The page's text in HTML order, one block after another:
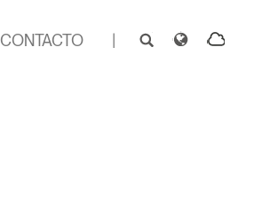
CONTACTO